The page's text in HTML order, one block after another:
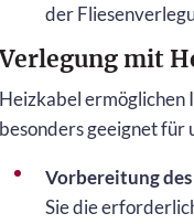
der
Verlegung mit
Heizkabel ermöglichen
besonders geeignet für
Vorbereitung
Sie die